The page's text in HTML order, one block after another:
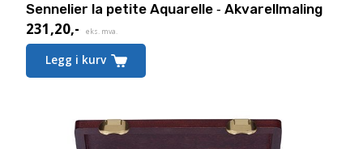
Sennelier la petite Aquarelle ‑ Akvarellmaling
231,20,- eks. mva.
Legg i kurv